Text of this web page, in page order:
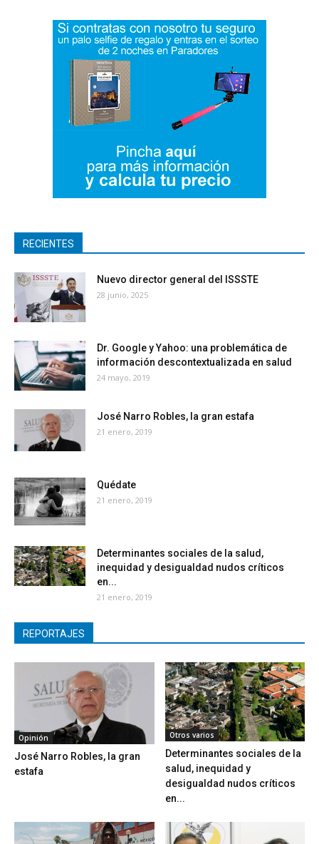
RECIENTES
Nuevo director general del ISSSTE
28 junio, 2025
Dr. Google y Yahoo: una problemática de
información descontextualizada en salud
24 mayo, 2019
José Narro Robles, la gran estafa
21 enero, 2019
Quédate
21 enero, 2019
Determinantes sociales de la salud,
inequidad y desigualdad nudos críticos
en...
21 enero, 2019
REPORTAJES
Opinión
José Narro Robles, la gran
estafa
Otros varios
Determinantes sociales de la
salud, inequidad y
desigualdad nudos críticos
en...